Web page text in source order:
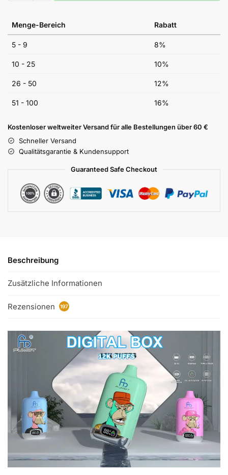
Menge-Bereich Rabatt
5 - 9 8%
10 - 25 10%
26 - 50 12%
51 - 100 16%
Kostenloser weltweiter Versand für alle Bestellungen über 60 €
Schneller Versand
Qualitätsgarantie & Kundensupport
Guaranteed Safe Checkout
Beschreibung
Zusätzliche Informationen
Rezensionen 197